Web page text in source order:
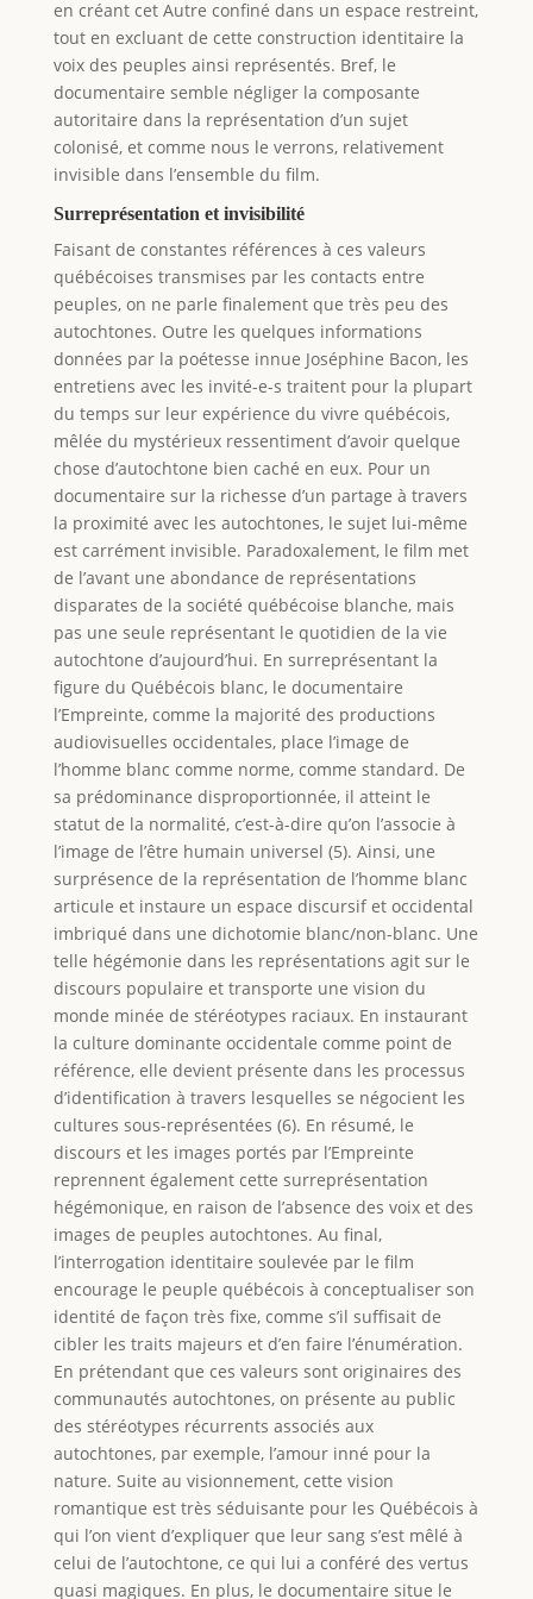
en créant cet Autre confiné dans un espace restreint,
tout en excluant de cette construction identitaire la
voix des peuples ainsi représentés. Bref, le
documentaire semble négliger la composante
autoritaire dans la représentation d’un sujet
colonisé, et comme nous le verrons, relativement
invisible dans l’ensemble du film.
Surreprésentation et invisibilité
Faisant de constantes références à ces valeurs
québécoises transmises par les contacts entre
peuples, on ne parle finalement que très peu des
autochtones. Outre les quelques informations
données par la poétesse innue Joséphine Bacon, les
entretiens avec les invité-e-s traitent pour la plupart
du temps sur leur expérience du vivre québécois,
mêlée du mystérieux ressentiment d’avoir quelque
chose d’autochtone bien caché en eux. Pour un
documentaire sur la richesse d’un partage à travers
la proximité avec les autochtones, le sujet lui-même
est carrément invisible. Paradoxalement, le film met
de l’avant une abondance de représentations
disparates de la société québécoise blanche, mais
pas une seule représentant le quotidien de la vie
autochtone d’aujourd’hui. En surreprésentant la
figure du Québécois blanc, le documentaire
l’Empreinte, comme la majorité des productions
audiovisuelles occidentales, place l’image de
l’homme blanc comme norme, comme standard. De
sa prédominance disproportionnée, il atteint le
statut de la normalité, c’est-à-dire qu’on l’associe à
l’image de l’être humain universel (5). Ainsi, une
surprésence de la représentation de l’homme blanc
articule et instaure un espace discursif et occidental
imbriqué dans une dichotomie blanc/non-blanc. Une
telle hégémonie dans les représentations agit sur le
discours populaire et transporte une vision du
monde minée de stéréotypes raciaux. En instaurant
la culture dominante occidentale comme point de
référence, elle devient présente dans les processus
d’identification à travers lesquelles se négocient les
cultures sous-représentées (6). En résumé, le
discours et les images portés par l’Empreinte
reprennent également cette surreprésentation
hégémonique, en raison de l’absence des voix et des
images de peuples autochtones. Au final,
l’interrogation identitaire soulevée par le film
encourage le peuple québécois à conceptualiser son
identité de façon très fixe, comme s’il suffisait de
cibler les traits majeurs et d’en faire l’énumération.
En prétendant que ces valeurs sont originaires des
communautés autochtones, on présente au public
des stéréotypes récurrents associés aux
autochtones, par exemple, l’amour inné pour la
nature. Suite au visionnement, cette vision
romantique est très séduisante pour les Québécois à
qui l’on vient d’expliquer que leur sang s’est mêlé à
celui de l’autochtone, ce qui lui a conféré des vertus
quasi magiques. En plus, le documentaire situe le